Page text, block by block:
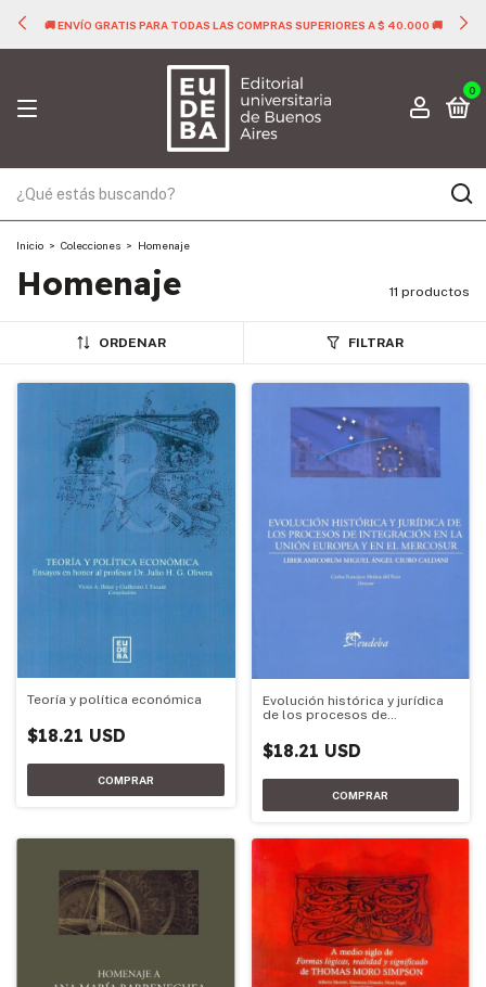
🚚 ENVÍO GRATIS PARA TODAS LAS COMPRAS SUPERIORES A $ 40.000 🚚
0
Inicio > Colecciones > Homenaje
Homenaje 11 productos
ORDENAR FILTRAR
Teoría y política económica
$18.21 USD
Evolución histórica y jurídica
de los procesos de
Europea y el Mercosur
$18.21 USD